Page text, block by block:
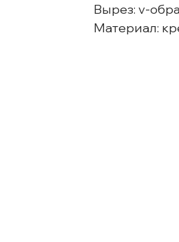
Вырез: v-
Материал: